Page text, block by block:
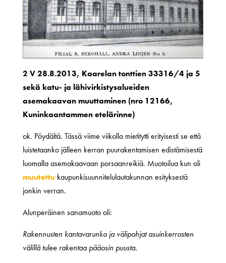
2 V 28.8.2013, Kaarelan tonttien 33316/4 ja 5
sekä katu- ja lähivirkistysalueiden
asemakaavan muuttaminen (nro 12166,
Kuninkaantammen etelärinne)
ok. Pöydältä. Tässä viime viikolla mietitytti erityisesti se että
luistetaanko jälleen kerran puurakentamisen edistämisestä
luomalla asemakaavaan porsaanreikiä. Muotoilua kun oli
muutettukaupunkisuunnitelulautakunnan esityksestä
jonkin verran.
Alunperäinen sanamuoto oli:
Rakennusten kantavarunko ja välipohjat asuinkerrosten
välillä tulee rakentaa pääosin puusta.